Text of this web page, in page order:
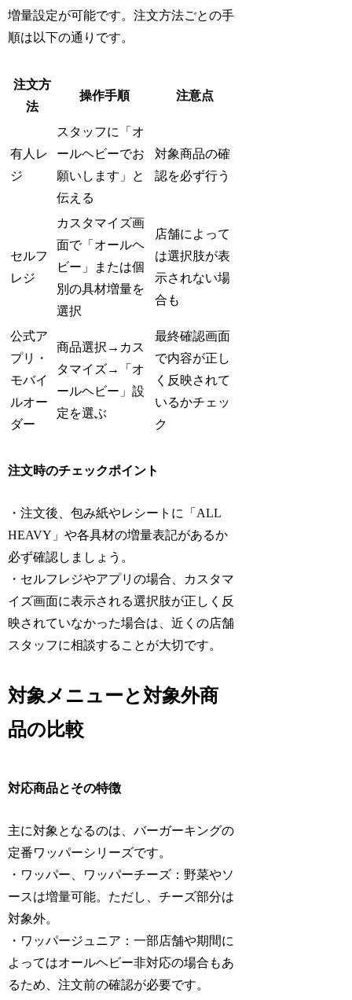
増量設定が可能です。注文方法ごとの手
順は以下の通りです。
注文方
法
操作手順 注意点
有人レ
ジ
スタッフに「オ
ールヘビーでお
願いします」と
伝える
対象商品の確
認を必ず行う
セルフ
レジ
カスタマイズ画
面で「オールヘ
ビー」または個
別の具材増量を
選択
店舗によって
は選択肢が表
示されない場
合も
公式ア
プリ・
モバイ
ルオー
ダー
商品選択→カス
タマイズ→「オ
ールヘビー」設
定を選ぶ
最終確認画面
で内容が正し
く反映されて
いるかチェッ
ク
注文時のチェックポイント
・注文後、包み紙やレシートに「ALL
HEAVY」や各具材の増量表記があるか
必ず確認しましょう。
・セルフレジやアプリの場合、カスタマ
イズ画面に表示される選択肢が正しく反
映されていなかった場合は、近くの店舗
スタッフに相談することが大切です。
対象メニューと対象外商
品の比較
対応商品とその特徴
主に対象となるのは、バーガーキングの
定番ワッパーシリーズです。
・ワッパー、ワッパーチーズ：野菜やソ
ースは増量可能。ただし、チーズ部分は
対象外。
・ワッパージュニア：一部店舗や期間に
よってはオールヘビー非対応の場合もあ
るため、注文前の確認が必要です。